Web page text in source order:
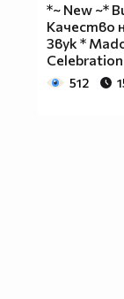
*~ New ~*
Качество
Звук *
Celebration
512